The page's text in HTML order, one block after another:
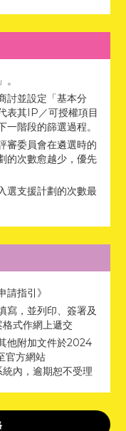
討並設定「基本分
表其IP／可授權項目
階段的篩選過程。
審委員會在遴選時的
的次數愈越少，優先
選支援計劃的次數最
指引》
寫，並列印、簽署及
式作網上遞交
他附加文件於2024
官方網站
內，逾期恕不受理